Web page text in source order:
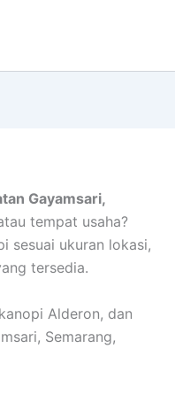
Gayamsari,
tempat usaha?
sesuai ukuran lokasi,
tersedia.
Alderon, dan
Semarang,